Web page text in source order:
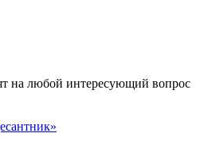
на любой интересующий вопрос